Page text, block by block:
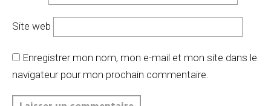
Site web
Enregistrer mon nom, mon e-mail et mon site dans le
navigateur pour mon prochain commentaire.